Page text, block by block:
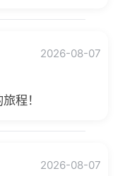
2026-08-07
程！
2026-08-07